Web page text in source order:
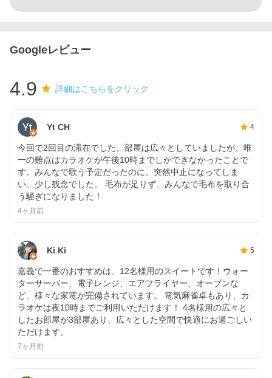
Googleレビュー
4.9 詳細はこちらをクリック
Yt CH 4
今回で2回目の滞在でした。部屋は広々としていましたが、唯
一の難点はカラオケが午後10時までしかできなかったことで
す。みんなで歌う予定だったのに、突然中止になってしま
い、少し残念でした。 毛布が足りず、みんなで毛布を取り合
う騒ぎになりました！
4ヶ月前
Ki Ki 5
嘉義で一番のおすすめは、12名様用のスイートです！ウォー
ターサーバー、電子レンジ、エアフライヤー、オーブンな
ど、様々な家電が完備されています。 電気麻雀卓もあり、カ
ラオケは夜10時までご利用いただけます！ 4名様用の広々と
したお部屋が3部屋あり、広々とした空間で快適にお過ごしい
ただけます。
7ヶ月前